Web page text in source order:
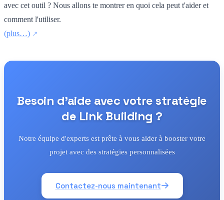
avec cet outil ? Nous allons te montrer en quoi cela peut t'aider et
comment l'utiliser.
(plus…)
Besoin d'aide avec votre stratégie
de Link Building ?
Notre équipe d'experts est prête à vous aider à booster votre
projet avec des stratégies personnalisées
Contactez-nous maintenant